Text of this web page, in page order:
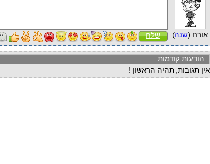
אורח (שנה) שלח
הודעות קודמות
אין תגובות, תהיה הראשון !